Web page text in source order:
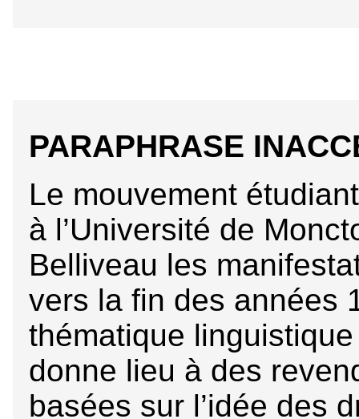
PARAPHRASE
Le mouvement
à l’Université de
Belliveau les
vers la fin des années
thématique
donne lieu à des
basées sur l’idée des